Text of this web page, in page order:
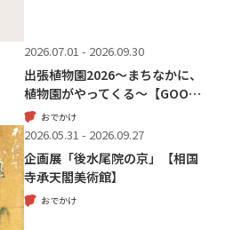
2026.07.01 - 2026.09.30
出張植物園2026～まちなかに、
植物園がやってくる～【GOO…
おでかけ
2026.05.31 - 2026.09.27
企画展「後水尾院の京」【相国
寺承天閣美術館】
おでかけ